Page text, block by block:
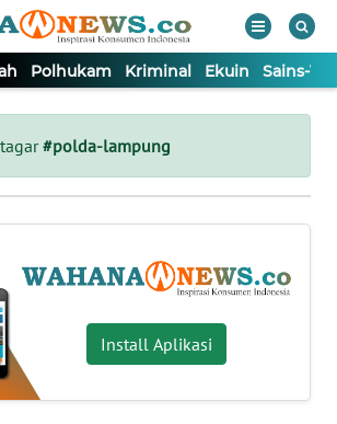
Polhukam Kriminal Ekuin Sains-
#polda-lampung
Install Aplikasi